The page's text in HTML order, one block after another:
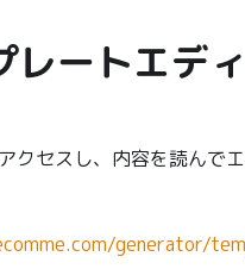
レートエデ
クセスし、内容を読んで
generator/